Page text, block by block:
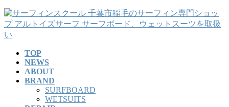
コ
ン
テ
ナ
ビ
ゲ
TOP
NEWS
ABOUT
BRAND
SURFBOARD
WETSUITS